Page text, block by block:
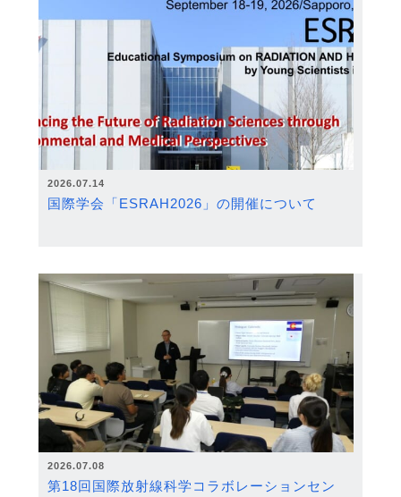
2026.07.14
国際学会「ESRAH2026」の開催について
2026.07.08
第18回国際放射線科学コラボレーションセン